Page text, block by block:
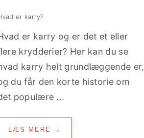
er karry?
er karry og er det et eller
krydderier? Her kan du se
karry helt grundlæggende er,
du får den korte historie om
populære ...
LÆS MERE →